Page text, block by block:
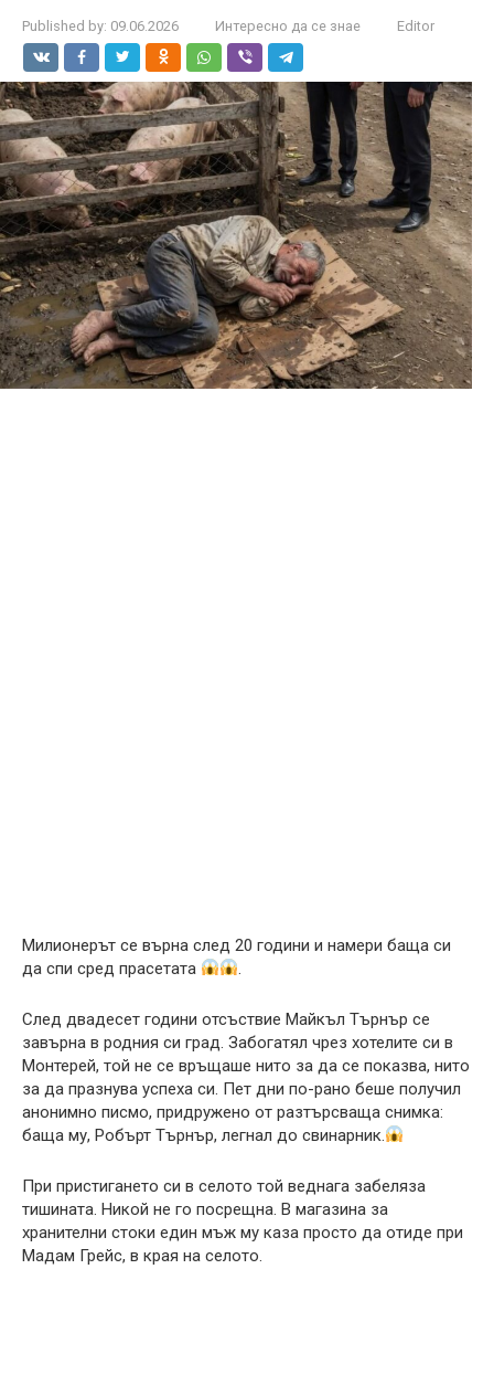
Published by: 09.06.2026 Интересно да се знае Editor
Милионерът се върна след 20 години и намери баща си
да спи сред прасетата
След двадесет години отсъствие Майкъл Търнър се
завърна в родния си град. Забогатял чрез хотелите си в
Монтерей, той не се връщаше нито за да се показва, нито
за да празнува успеха си. Пет дни по-рано беше получил
анонимно писмо, придружено от разтърсваща снимка:
баща му, Робърт Търнър, легнал до свинарник.
При пристигането си в селото той веднага забеляза
тишината. Никой не го посрещна. В магазина за
хранителни стоки един мъж му каза просто да отиде при
Мадам Грейс, в края на селото.